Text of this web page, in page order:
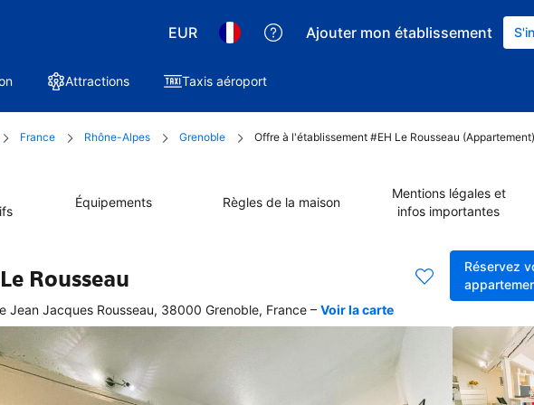
EUR Ajouter mon établissement
Attractions Taxis aéroport
France Rhône-Alpes Grenoble Offre à l'établissement #EH Le Rousseau
Équipements Règles de la maison
Mentions légales et
infos importantes
Réservez
Rousseau
Jean Jacques Rousseau, 38000 Grenoble, France – Voir la carte